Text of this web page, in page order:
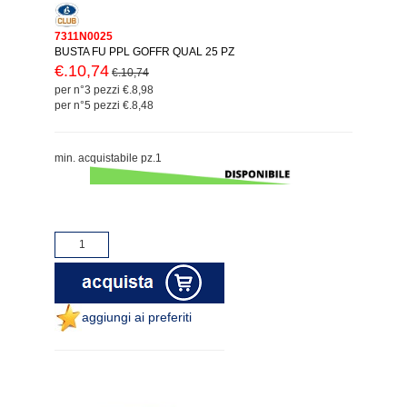
7311N0025
BUSTA FU PPL GOFFR QUAL 25 PZ
€.10,74 €.10,74
per n°3 pezzi €.8,98
per n°5 pezzi €.8,48
min. acquistabile pz.1
aggiungi ai preferiti